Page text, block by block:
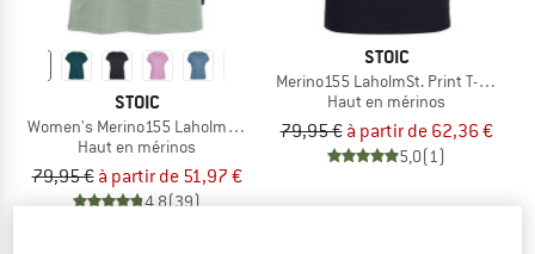
STOIC
Women's Merino155 LaholmSt. Loose Shirt
Haut en mérinos
79,95 € à partir de 51,97 €
4,8(39)
STOIC
Merino155 LaholmSt. Print T-Shirt
Haut en mérinos
79,95 € à partir de 62,36 €
5,0(1)